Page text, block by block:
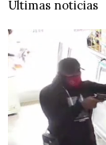
Últimas noticias